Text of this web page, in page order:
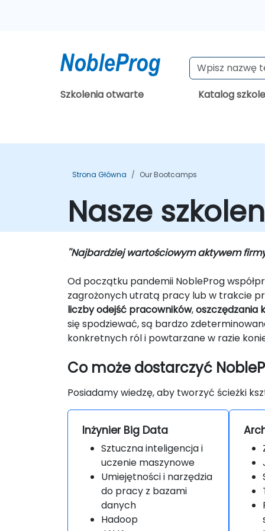
Szkolenia otwarte Katalog
Strona Główna Our Bootcamps
Nasze
''Najbardziej wartościowym aktywem
Od początku pandemii NobleProg
zagrożonych utratą pracy lub w trakcie
liczby odejść pracowników,oszczędzania
się spodziewać, są bardzo
konkretnych ról i powtarzane w razie
Co może dostarczyć
Posiadamy wiedzę, aby tworzyć ścieżki
Inżynier Big Data
Sztuczna inteligencja i
uczenie maszynowe
Umiejętności i narzędzia
do pracy z bazami
danych
Hadoop